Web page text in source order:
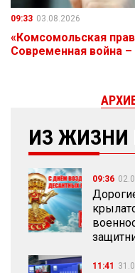
ИЗ ЖИЗНИ
09:36
11:41
09:33 03.08.2026
«Комсомольская
Современная война